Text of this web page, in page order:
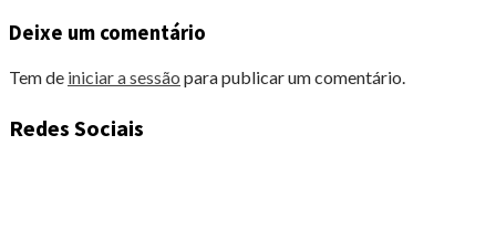
Deixe um comentário
Tem de iniciar a sessão para publicar um comentário.
Redes Sociais